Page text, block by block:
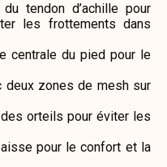
tendon d’achille pour
les frottements dans
centrale du pied pour le
zones de mesh sur
orteils pour éviter les
pour le confort et la